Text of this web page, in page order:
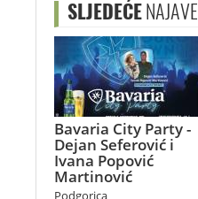
SLJEDEĆENAJAVE
Bavaria City Party -
Dejan Seferović i
Ivana Popović
Martinović
Podgorica